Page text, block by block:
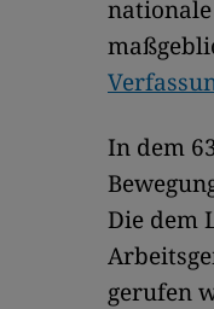
In dem
Die dem
gerufen